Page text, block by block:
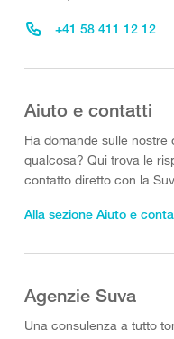
+41 58 411 12 12
Aiuto e contatti
Ha domande sulle
qualcosa? Qui trova le
contatto diretto con la
Alla sezione Aiuto e
Agenzie Suva
Una consulenza a tutto